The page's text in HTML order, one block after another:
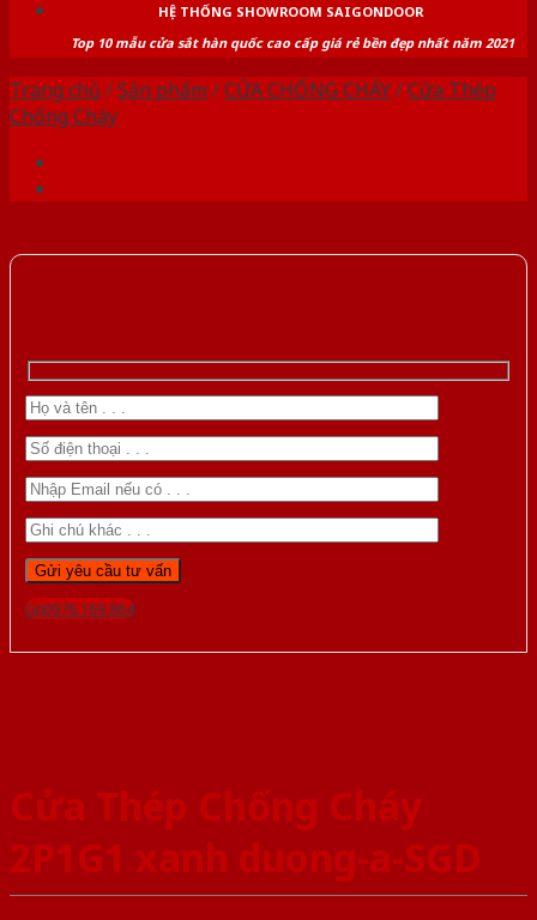
HỆ THỐNG SHOWROOM SAIGONDOOR
Top 10 mẫu cửa sắt hàn quốc cao cấp giá rẻ bền đẹp nhất năm 2021
Trang chủ /Sản phẩm /CỬA CHỐNG CHÁY/Cửa Thép
Chống Cháy
Gọi 0976.169.864
Cửa Thép Chống Cháy
2P1G1 xanh duong-a-SGD